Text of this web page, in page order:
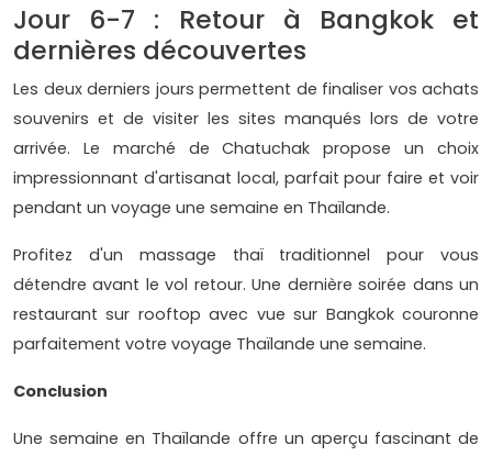
Jour 6-7 : Retour à Bangkok et
dernières découvertes
Les deux derniers jours permettent de finaliser vos achats
souvenirs et de visiter les sites manqués lors de votre
arrivée. Le marché de Chatuchak propose un choix
impressionnant d'artisanat local, parfait pour faire et voir
pendant un voyage une semaine en Thaïlande.
Profitez d'un massage thaï traditionnel pour vous
détendre avant le vol retour. Une dernière soirée dans un
restaurant sur rooftop avec vue sur Bangkok couronne
parfaitement votre voyage Thaïlande une semaine.
Conclusion
Une semaine en Thaïlande offre un aperçu fascinant de